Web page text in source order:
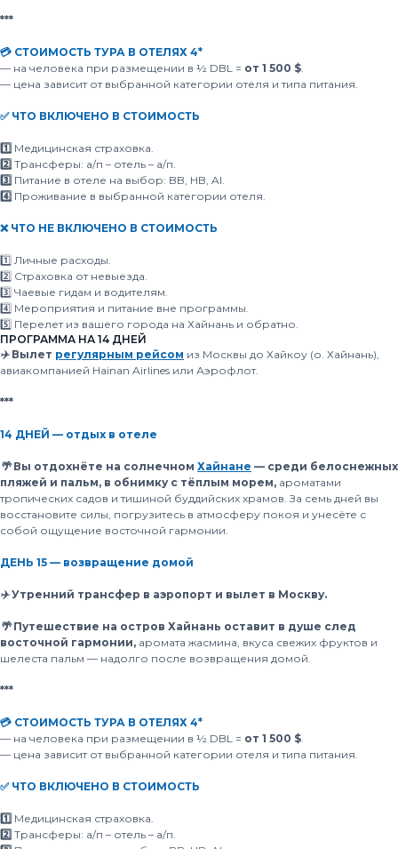
***
💳 СТОИМОСТЬ ТУРА В ОТЕЛЯХ 4*
— на человека при размещении в ½ DBL = от 1 500 $.
— цена зависит от выбранной категории отеля и типа питания.
✅ ЧТО ВКЛЮЧЕНО В СТОИМОСТЬ
1️⃣ Медицинская страховка.
2️⃣ Трансферы: а/п – отель – а/п.
3️⃣ Питание в отеле на выбор: BB, HB, Al.
4️⃣ Проживание в выбранной категории отеля.
❌ ЧТО НЕ ВКЛЮЧЕНО В СТОИМОСТЬ
1️⃣ Личные расходы.
2️⃣ Страховка от невыезда.
3️⃣ Чаевые гидам и водителям.
4️⃣ Мероприятия и питание вне программы.
5️⃣ Перелет из вашего города на Хайнань и обратно.
ПРОГРАММА НА 14 ДНЕЙ
✈️ Вылет регулярным рейсом из Москвы до Хайкоу (о. Хайнань),
авиакомпанией Hainan Airlines или Аэрофлот.
***
14 ДНЕЙ — отдых в отеле
🌴 Вы отдохнёте на солнечном Хайнане — среди белоснежных
пляжей и пальм, в обнимку с тёплым морем, ароматами
тропических садов и тишиной буддийских храмов. За семь дней вы
восстановите силы, погрузитесь в атмосферу покоя и унесёте с
собой ощущение восточной гармонии.
ДЕНЬ 15 — возвращение домой
✈️ Утренний трансфер в аэропорт и вылет в Москву.
🌴 Путешествие на остров Хайнань оставит в душе след
восточной гармонии, аромата жасмина, вкуса свежих фруктов и
шелеста пальм — надолго после возвращения домой.
***
💳 СТОИМОСТЬ ТУРА В ОТЕЛЯХ 4*
— на человека при размещении в ½ DBL = от 1 500 $.
— цена зависит от выбранной категории отеля и типа питания.
✅ ЧТО ВКЛЮЧЕНО В СТОИМОСТЬ
1️⃣ Медицинская страховка.
2️⃣ Трансферы: а/п – отель – а/п.